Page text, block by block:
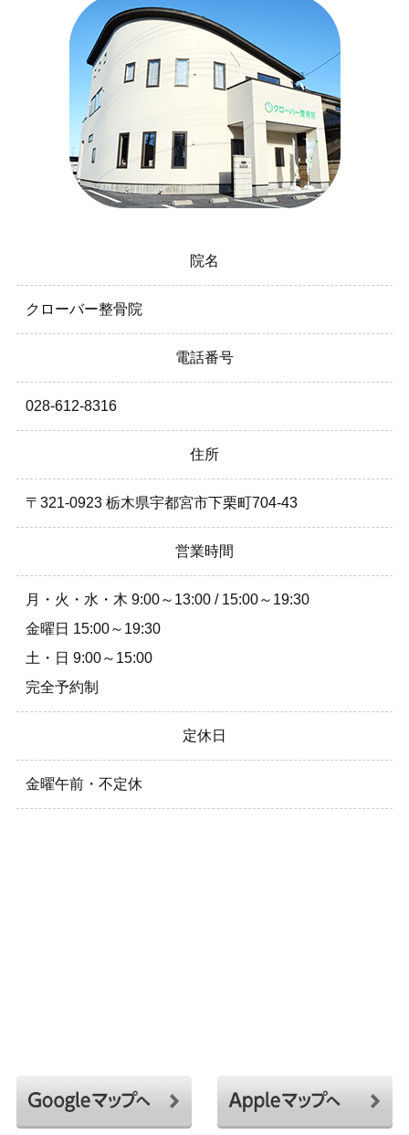
院名
クローバー整骨院
電話番号
028-612-8316
住所
〒321-0923 栃木県宇都宮市下栗町704-43
営業時間
月・火・水・木 9:00～13:00 / 15:00～19:30
金曜日 15:00～19:30
土・日 9:00～15:00
完全予約制
定休日
金曜午前・不定休